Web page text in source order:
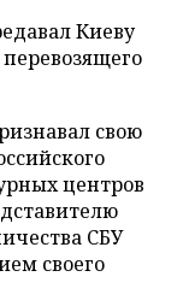
Киеву
свою
центров
СБУ
своего